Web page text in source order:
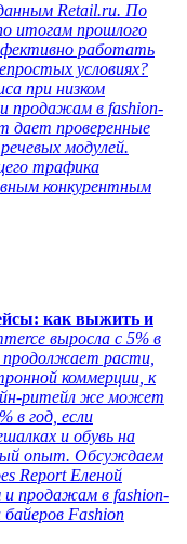
данным Retail.ru. По
итогам прошлого
работать
условиях?
при низком
продажам в fashion-
дает проверенные
модулей.
трафика
конкурентным
как выжить и
выросла с 5% в
продолжает расти,
коммерции, к
ритейл же может
в год, если
и обувь на
опыт. Обсуждаем
Report Еленой
и продажам в fashion-
байеров Fashion